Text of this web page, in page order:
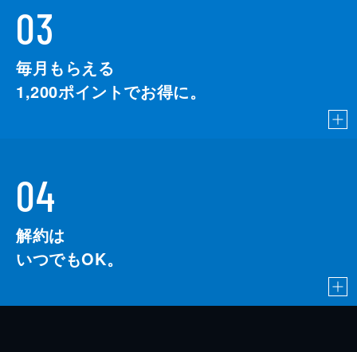
03
毎月もらえる
1,200ポイントでお得に。
04
解約は
いつでもOK。